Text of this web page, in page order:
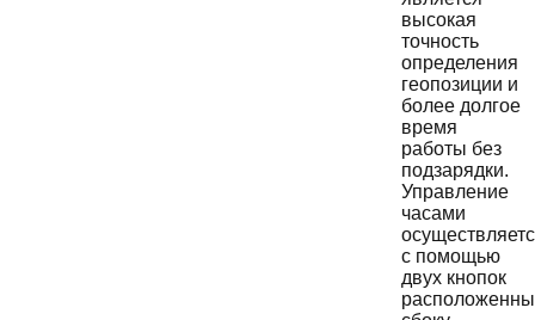
высокая
точность
определения
геопозиции и
более долгое
время
работы без
подзарядки.
Управление
часами
с помощью
двух кнопок